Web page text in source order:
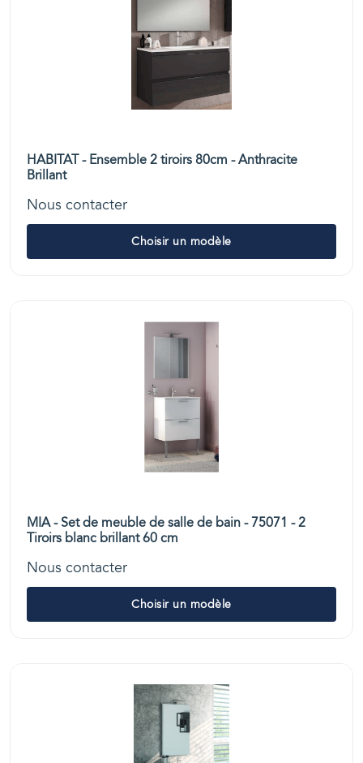
HABITAT - Ensemble 2 tiroirs 80cm - Anthracite
Brillant
Nous contacter
Choisir un modèle
MIA - Set de meuble de salle de bain - 75071 - 2
Tiroirs blanc brillant 60 cm
Nous contacter
Choisir un modèle